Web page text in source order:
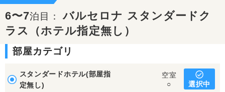
6〜7泊目：バルセロナ スタンダードク
ラス（ホテル指定無し）
部屋カテゴリ
スタンダードホテル(部屋指
定無し)
空室
○
選択中